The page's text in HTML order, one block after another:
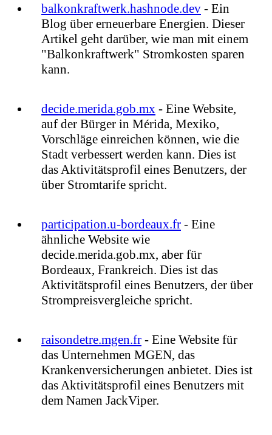
balkonkraftwerk.hashnode.dev - Ein
Blog über erneuerbare Energien. Dieser
Artikel geht darüber, wie man mit einem
"Balkonkraftwerk" Stromkosten sparen
kann.
decide.merida.gob.mx - Eine Website,
auf der Bürger in Mérida, Mexiko,
Vorschläge einreichen können, wie die
Stadt verbessert werden kann. Dies ist
das Aktivitätsprofil eines Benutzers, der
über Stromtarife spricht.
participation.u-bordeaux.fr - Eine
ähnliche Website wie
decide.merida.gob.mx, aber für
Bordeaux, Frankreich. Dies ist das
Aktivitätsprofil eines Benutzers, der über
Strompreisvergleiche spricht.
raisondetre.mgen.fr - Eine Website für
das Unternehmen MGEN, das
Krankenversicherungen anbietet. Dies ist
das Aktivitätsprofil eines Benutzers mit
dem Namen JackViper.